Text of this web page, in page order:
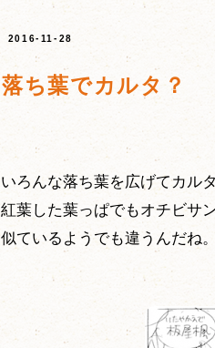
2016-11-28
落ち葉でカルタ？
いろんな落ち葉を広げてカル
紅葉した葉っぱでもオチビサ
似ているようでも違うんだね。